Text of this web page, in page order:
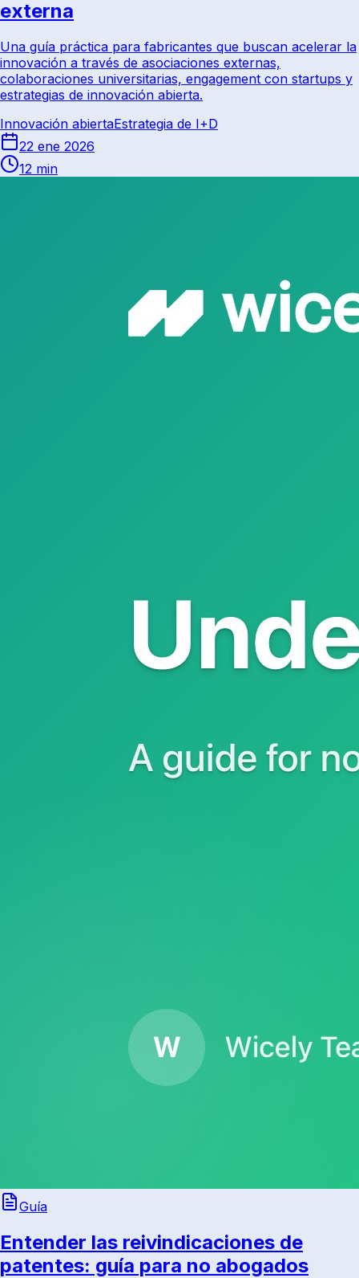
externa
Una guía práctica para fabricantes que buscan acelerar la
innovación a través de asociaciones externas,
colaboraciones universitarias, engagement con startups y
estrategias de innovación abierta.
Innovación abiertaEstrategia de I+D
22 ene 2026
12 min
Guía
Entender las reivindicaciones de
patentes: guía para no abogados